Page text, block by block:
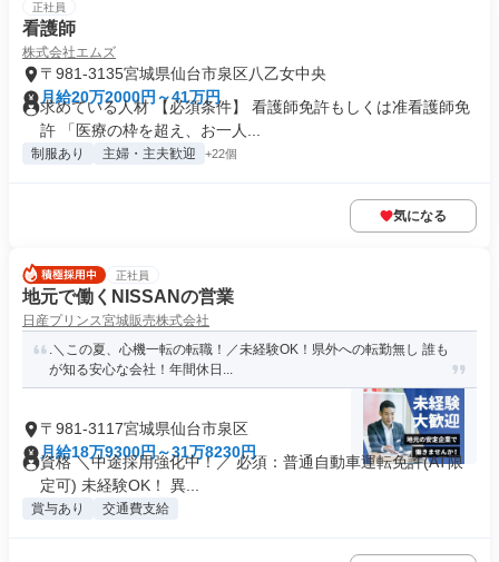
正社員
看護師
株式会社エムズ
〒981-3135宮城県仙台市泉区八乙女中央
月給20万2000円～41万円
求めている人材 【必須条件】 看護師免許もしくは准看護師免
許 「医療の枠を超え、お一人...
制服あり 主婦・主夫歓迎 +22個
気になる
正社員
地元で働くNISSANの営業
日産プリンス宮城販売株式会社
.＼この夏、心機一転の転職！／未経験OK！県外への転勤無し 誰も
が知る安心な会社！年間休日...
〒981-3117宮城県仙台市泉区
月給18万9300円～31万8230円
資格 ＼中途採用強化中！／ 必須：普通自動車運転免許(AT限
定可) 未経験OK！ 異...
賞与あり 交通費支給